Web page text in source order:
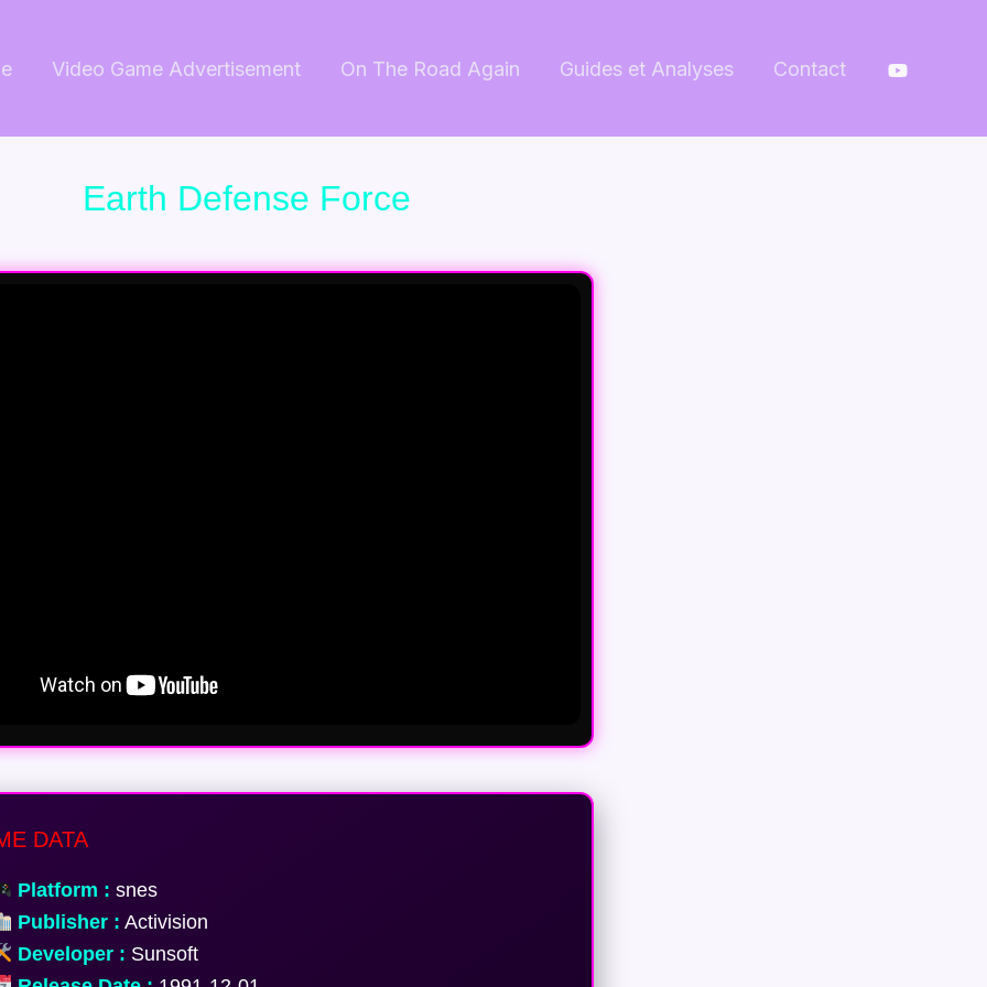
Video Game Advertisement On The Road Again Guides et Analyses Contact
Earth Defense Force
DATA
Platform : snes
Publisher : Activision
Developer : Sunsoft